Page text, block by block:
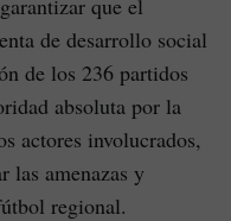
de desarrollo social
de los 236 partidos
absoluta por la
actores involucrados,
las amenazas y
regional.